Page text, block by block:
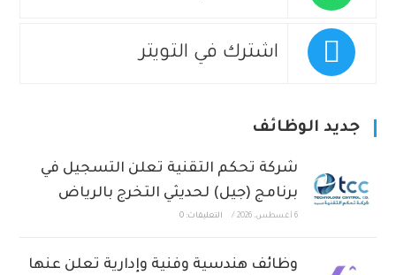
اشترك في التويتر
جديد الوظائف
شركة تحكم التقنية تعلن التسجيل في
برنامج (جيل) لحديثي التخرج بالرياض
6 أغسطس، 2026 / التعليقات: 0
وظائف هندسية وفنية وإدارية تعلن عنها